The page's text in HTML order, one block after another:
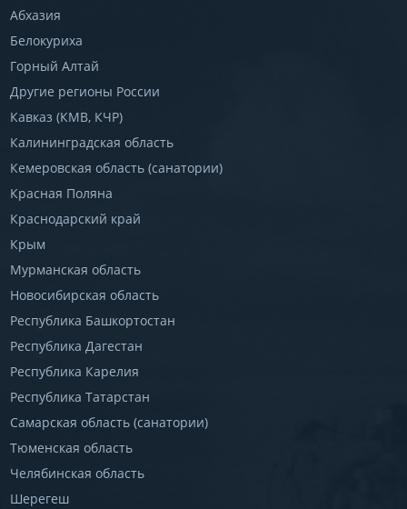
Абхазия
Белокуриха
Горный Алтай
Другие регионы России
Кавказ (КМВ, КЧР)
Калининградская область
Кемеровская область (санатории)
Красная Поляна
Краснодарский край
Крым
Мурманская область
Новосибирская область
Республика Башкортостан
Республика Дагестан
Республика Карелия
Республика Татарстан
Самарская область (санатории)
Тюменская область
Челябинская область
Шерегеш